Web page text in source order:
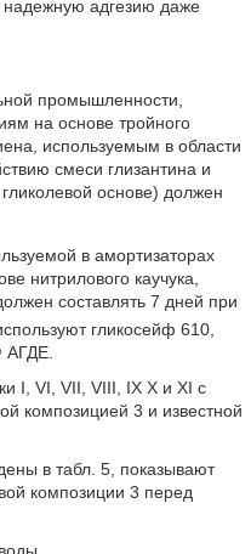
надежную адгезию даже
промышленности,
на основе тройного
используемым в области
смеси глизантина и
основе) должен
в амортизаторах
нитрилового каучука,
составлять 7 дней при
гликосейф 610,
АГДЕ.
I, VI, VII, VIII, IX Х и XI с
композицией 3 и известной
в табл. 5, показывают
композиции 3 перед